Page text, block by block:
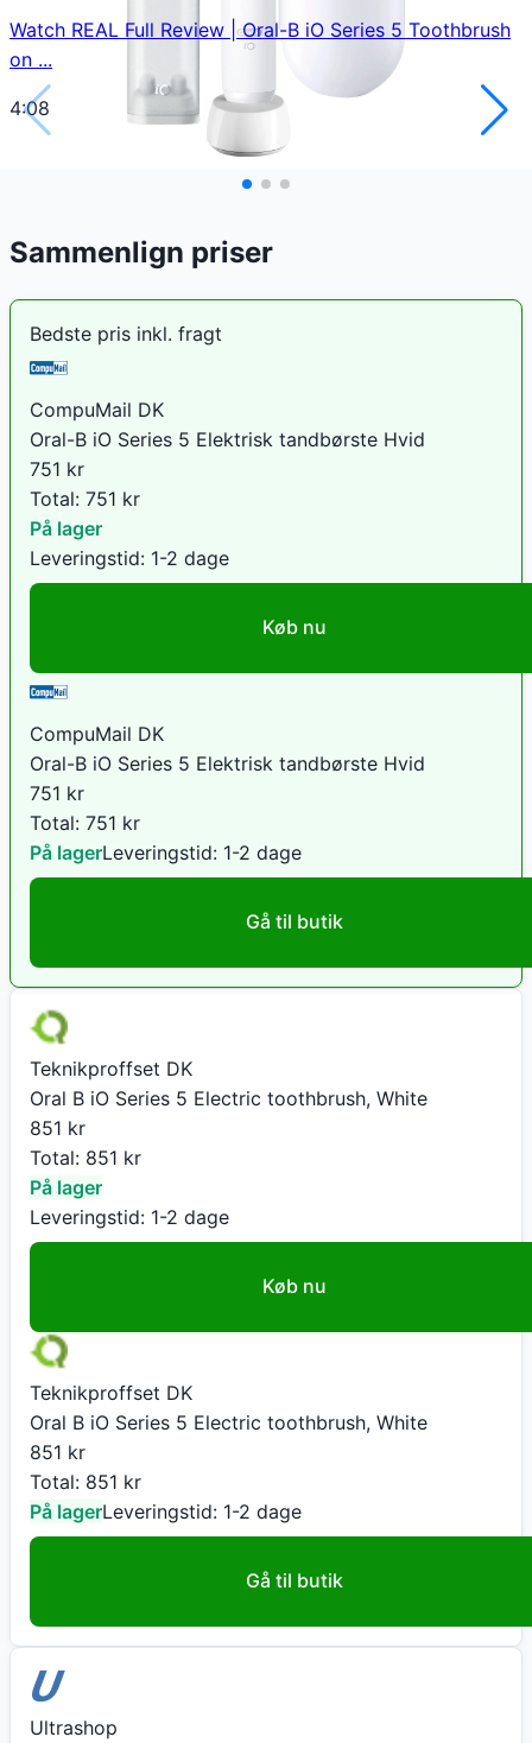
Watch REAL Full Review | Oral-B iO Series 5 Toothbrush
on ...
4:08
Sammenlign priser
Bedste pris inkl. fragt
CompuMail DK
Oral-B iO Series 5 Elektrisk tandbørste Hvid
751 kr
Total: 751 kr
På lager
Leveringstid: 1-2 dage
Køb nu
CompuMail DK
Oral-B iO Series 5 Elektrisk tandbørste Hvid
751 kr
Total: 751 kr
På lagerLeveringstid: 1-2 dage
Gå til butik
Teknikproffset DK
Oral B iO Series 5 Electric toothbrush, White
851 kr
Total: 851 kr
På lager
Leveringstid: 1-2 dage
Køb nu
Teknikproffset DK
Oral B iO Series 5 Electric toothbrush, White
851 kr
Total: 851 kr
På lagerLeveringstid: 1-2 dage
Gå til butik
Ultrashop